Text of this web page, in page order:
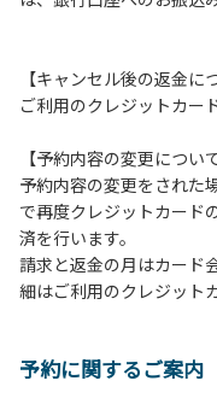
の間車輌移動はご遠慮
１２．レンタル品は管
宿泊可能なサイトは除
１４．キャンプ場内に
ご迷惑にならないよう
【当キャンプ場での禁
１．花火（手持ちや打
３．硬いボールでの球
【キャンセル後の返金に
ご利用のクレジットカー
【予約内容の変更について
予約内容の変更をされた
で再度クレジットカード
済を行います。
請求と返金の月はカード
細はご利用のクレジット
予約に関するご案内